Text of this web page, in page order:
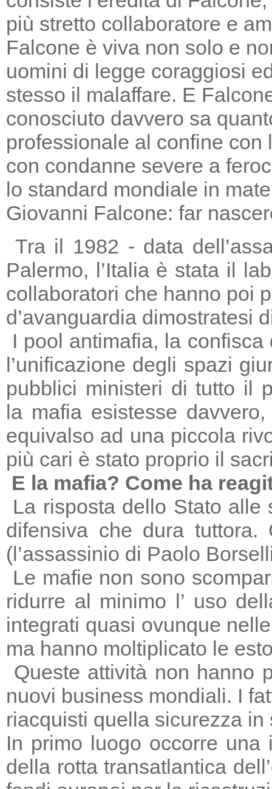
più stretto collaboratore e
Falcone è viva non solo e
uomini di legge coraggiosi
stesso il malaffare. E
conosciuto davvero sa
professionale al confine
con condanne severe a
lo standard mondiale in
Giovanni Falcone: far
Tra il 1982 - data
Palermo, l’Italia è stata il
collaboratori che hanno poi
d’avanguardia dimostratesi
I pool antimafia, la
l’unificazione degli spazi
pubblici ministeri di tutto il
la mafia esistesse
equivalso ad una piccola
più cari è stato proprio il
E la mafia? Come ha
La risposta dello Stato alle
difensiva che dura
(l’assassinio di Paolo
Le mafie non sono
ridurre al minimo l’ uso
integrati quasi ovunque
ma hanno moltiplicato le
Queste attività non hanno
nuovi business mondiali. I
riacquisti quella sicurezza
In primo luogo occorre
della rotta transatlantica